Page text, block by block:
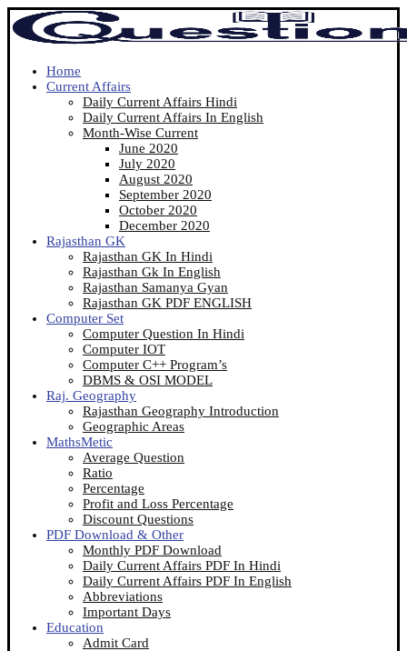
Home
Current Affairs
Daily Current Affairs Hindi
Daily Current Affairs In English
Month-Wise Current
June 2020
July 2020
August 2020
September 2020
October 2020
December 2020
Rajasthan GK
Rajasthan GK In Hindi
Rajasthan Gk In English
Rajasthan Samanya Gyan
Rajasthan GK PDF ENGLISH
Computer Set
Computer Question In Hindi
Computer IOT
Computer C++ Program’s
DBMS & OSI MODEL
Raj. Geography
Rajasthan Geography Introduction
Geographic Areas
MathsMetic
Average Question
Ratio
Percentage
Profit and Loss Percentage
Discount Questions
PDF Download & Other
Monthly PDF Download
Daily Current Affairs PDF In Hindi
Daily Current Affairs PDF In English
Abbreviations
Important Days
Education
Admit Card